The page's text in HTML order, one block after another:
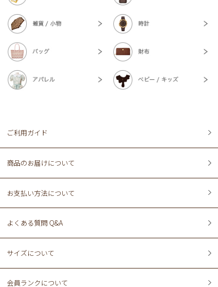
ご利用ガイド
商品のお届けについて
お支払い方法について
よくある質問 Q&A
サイズについて
会員ランクについて